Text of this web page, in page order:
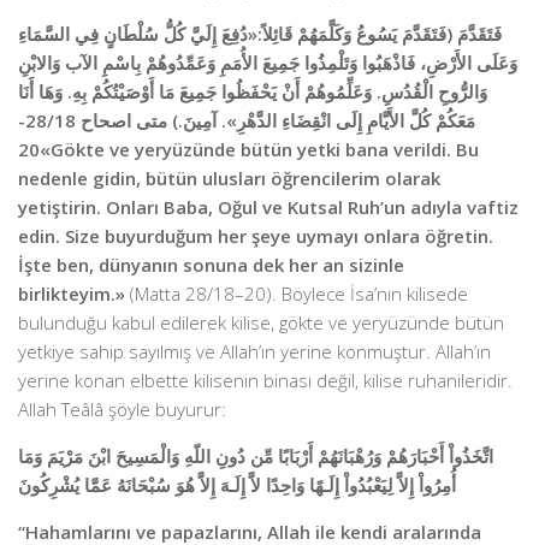
فَتَقَدَّمَ (فَتَقَدَّمَ يَسُوعُ وَكَلَّمَهُمْ قَائِلاً:«دُفِعَ إِلَيَّ كُلُّ سُلْطَانٍ فِي السَّمَاءِ
وَعَلَى الأَرْضِ، فَاذْهَبُوا وَتَلْمِذُوا جَمِيعَ الأُمَمِ وَعَمِّدُوهُمْ بِاسْمِ الآب وَالابْنِ
وَالرُّوحِ الْقُدُسِ. وَعَلِّمُوهُمْ أَنْ يَحْفَظُوا جَمِيعَ مَا أَوْصَيْتُكُمْ بِهِ. وَهَا أَنَا
مَعَكُمْ كُلَّ الأَيَّامِ إِلَى انْقِضَاءِ الدَّهْرِ». آمِينَ.) متى اصحاح 28/18-
20«Gökte ve yeryüzünde bütün yetki bana verildi. Bu
nedenle gidin, bütün ulusları öğrencilerim olarak
yetiştirin. Onları Baba, Oğul ve Kutsal Ruh’un adıyla vaftiz
edin. Size buyurduğum her şeye uymayı onlara öğretin.
İşte ben, dünyanın sonuna dek her an sizinle
birlikteyim.» (Matta 28/18–20). Böylece İsa’nın kilisede
bulunduğu kabul edilerek kilise, gökte ve yeryüzünde bütün
yetkiye sahip sayılmış ve Allah’ın yerine konmuştur. Allah’ın
yerine konan elbette kilisenin binası değil, kilise ruhanileridir.
Allah Teâlâ şöyle buyurur:
اتَّخَذُواْ أَحْبَارَهُمْ وَرُهْبَانَهُمْ أَرْبَابًا مِّن دُونِ اللّهِ وَالْمَسِيحَ ابْنَ مَرْيَمَ وَمَا
أُمِرُواْ إِلاَّ لِيَعْبُدُواْ إِلَـهًا وَاحِدًا لاَّ إِلَـهَ إِلاَّ هُوَ سُبْحَانَهُ عَمَّا يُشْرِكُونَ
“Hahamlarını ve papazlarını, Allah ile kendi aralarında